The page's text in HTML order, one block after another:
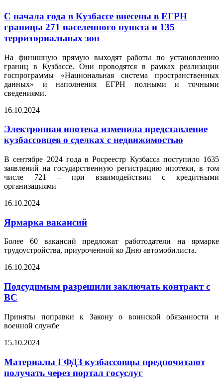
С начала года в Кузбассе внесены в ЕГРН
границы 271 населенного пункта и 135
территориальных зон
На финишную прямую выходят работы по установлению
границ в Кузбассе. Они проводятся в рамках реализации
госпрограммы «Национальная система пространственных
данных» и наполнения ЕГРН полными и точными
сведениями.
16.10.2024
Электронная ипотека изменила представление
кузбассовцев о сделках с недвижимостью
В сентябре 2024 года в Росреестр Кузбасса поступило 1635
заявлений на государственную регистрацию ипотеки, в том
числе 721 – при взаимодействии с кредитными
организациями
16.10.2024
Ярмарка вакансий
Более 60 вакансий предложат работодатели на ярмарке
трудоустройства, приуроченной ко Дню автомобилиста.
16.10.2024
Подсудимым разрешили заключать контракт с
ВС
Приняты поправки к Закону о воинской обязанности и
военной службе
15.10.2024
Материалы ГФДЗ кузбассовцы предпочитают
получать через портал госуслуг